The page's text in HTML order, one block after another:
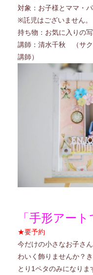
対象：お子様とママ・
※託児はございません。
持ち物：お気に入りの
講師：清水千秋 （サク
講師）
「手形アー
★要予約
今だけの小さなお子さ
わいく飾りませんか？
とり1ペタのみになりま